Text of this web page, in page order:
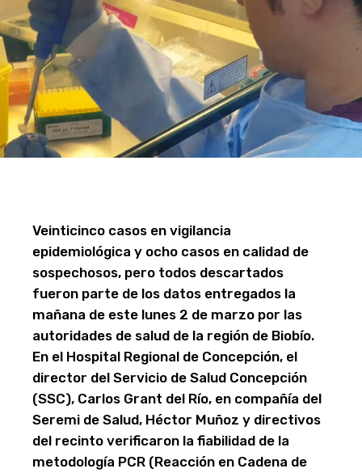
Veinticinco casos en vigilancia
epidemiológica y ocho casos en calidad de
sospechosos, pero todos descartados
fueron parte de los datos entregados la
mañana de este lunes 2 de marzo por las
autoridades de salud de la región de Biobío.
En el Hospital Regional de Concepción, el
director del Servicio de Salud Concepción
(SSC), Carlos Grant del Río, en compañía del
Seremi de Salud, Héctor Muñoz y directivos
del recinto verificaron la fiabilidad de la
metodología PCR (Reacción en Cadena de